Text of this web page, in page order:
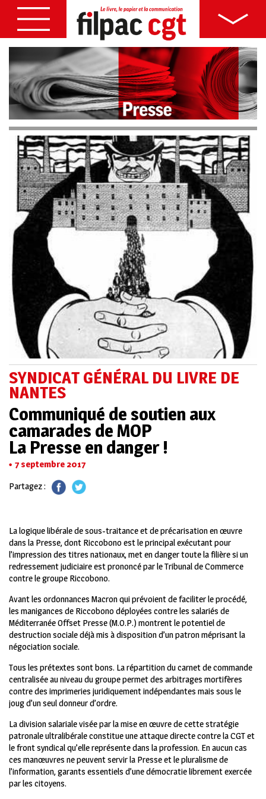
SYNDICAT GÉNÉRAL DU LIVRE DE
NANTES
Communiqué de soutien aux
camarades de MOP
La Presse en danger !
7 septembre 2017
Partagez :
La logique libérale de sous-traitance et de précarisation en œuvre
dans la Presse, dont Riccobono est le principal exécutant pour
l’impression des titres nationaux, met en danger toute la filière si un
redressement judiciaire est prononcé par le Tribunal de Commerce
contre le groupe Riccobono.
Avant les ordonnances Macron qui prévoient de faciliter le procédé,
les manigances de Riccobono déployées contre les salariés de
Méditerranée Offset Presse (M.O.P.) montrent le potentiel de
destruction sociale déjà mis à disposition d’un patron méprisant la
négociation sociale.
Tous les prétextes sont bons. La répartition du carnet de commande
centralisée au niveau du groupe permet des arbitrages mortifères
contre des imprimeries juridiquement indépendantes mais sous le
joug d’un seul donneur d’ordre.
La division salariale visée par la mise en œuvre de cette stratégie
patronale ultralibérale constitue une attaque directe contre la CGT et
le front syndical qu’elle représente dans la profession. En aucun cas
ces manœuvres ne peuvent servir la Presse et le pluralisme de
l’information, garants essentiels d’une démocratie librement exercée
par les citoyens.